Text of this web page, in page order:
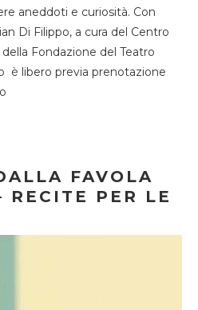
aneddoti e curiosità. Con
Di Filippo, a cura del Centro
Fondazione del Teatro
è libero previa prenotazione
FAVOLA
RECITE PER LE